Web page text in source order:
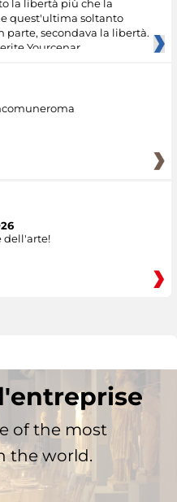
la libertà più che la
quest'ultima soltanto
parte, secondava la libertà.
Yourcenar
dell'arte!
of the most
the world.